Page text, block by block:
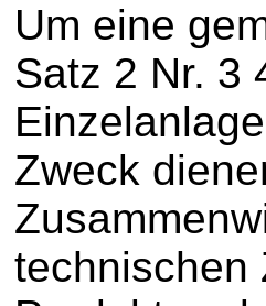
Um eine
Satz 2 Nr. 3
Zweck
technischen